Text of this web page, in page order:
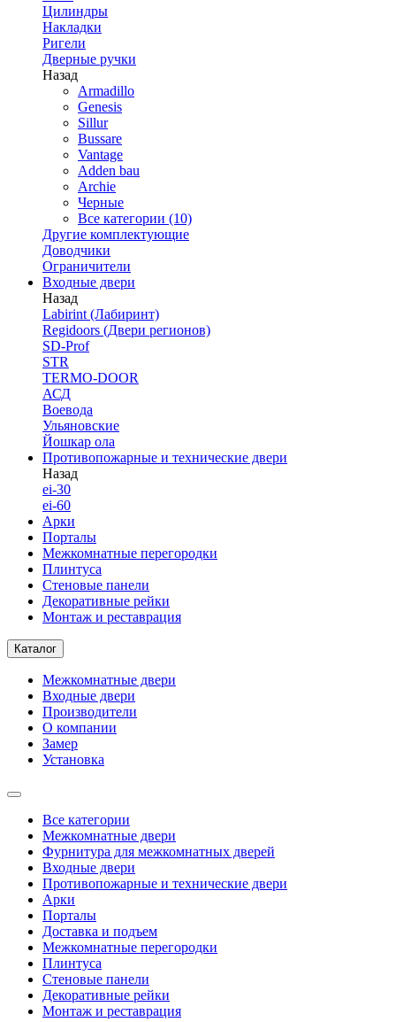
Цилиндры
Накладки
Ригели
Дверные ручки
Назад
Armadillo
Genesis
Sillur
Bussare
Vantage
Adden bau
Archie
Черные
Все категории (10)
Другие комплектующие
Доводчики
Ограничители
Входные двери
Назад
Labirint (Лабиринт)
Regidoors (Двери регионов)
SD-Prof
STR
TERMO-DOOR
АСД
Воевода
Ульяновские
Йошкар ола
Противопожарные и технические двери
Назад
ei-30
ei-60
Арки
Порталы
Межкомнатные перегородки
Плинтуса
Стеновые панели
Декоративные рейки
Монтаж и реставрация
Каталог
Межкомнатные двери
Входные двери
Производители
О компании
Замер
Установка
Все категории
Межкомнатные двери
Фурнитура для межкомнатных дверей
Входные двери
Противопожарные и технические двери
Арки
Порталы
Доставка и подъем
Межкомнатные перегородки
Плинтуса
Стеновые панели
Декоративные рейки
Монтаж и реставрация